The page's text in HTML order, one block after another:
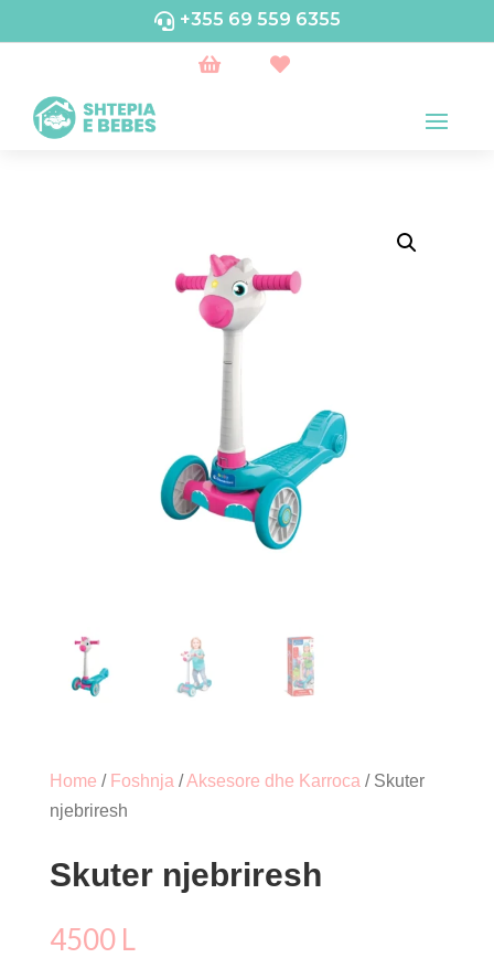
 +355 69 559 6355
 
Home / Foshnja /Aksesore dhe Karroca / Skuter
njebriresh
Skuter njebriresh
4500 L